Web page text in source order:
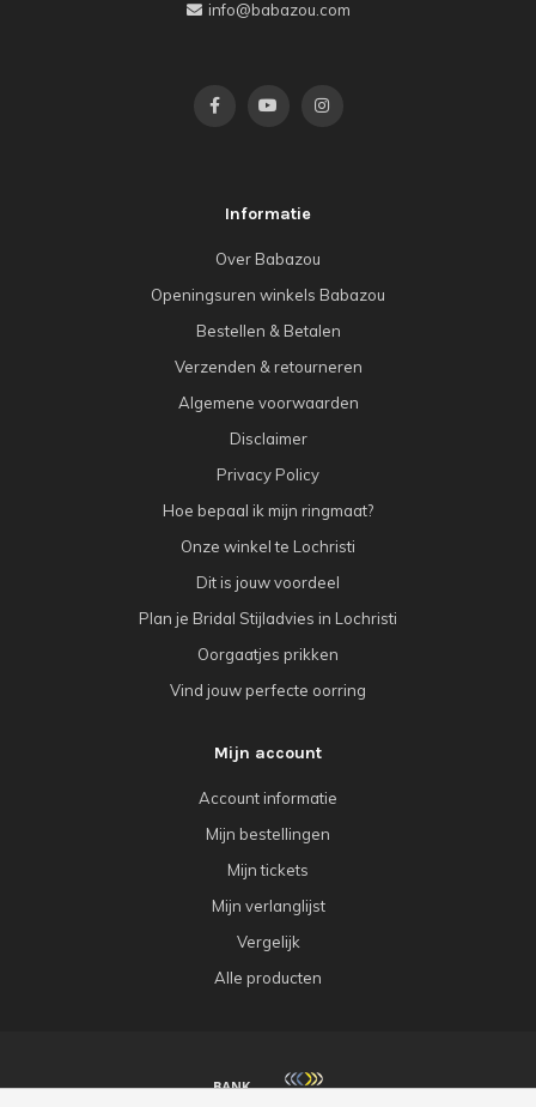
info@babazou.com
Informatie
Over Babazou
Openingsuren winkels Babazou
Bestellen & Betalen
Verzenden & retourneren
Algemene voorwaarden
Disclaimer
Privacy Policy
Hoe bepaal ik mijn ringmaat?
Onze winkel te Lochristi
Dit is jouw voordeel
Plan je Bridal Stijladvies in Lochristi
Oorgaatjes prikken
Vind jouw perfecte oorring
Mijn account
Account informatie
Mijn bestellingen
Mijn tickets
Mijn verlanglijst
Vergelijk
Alle producten